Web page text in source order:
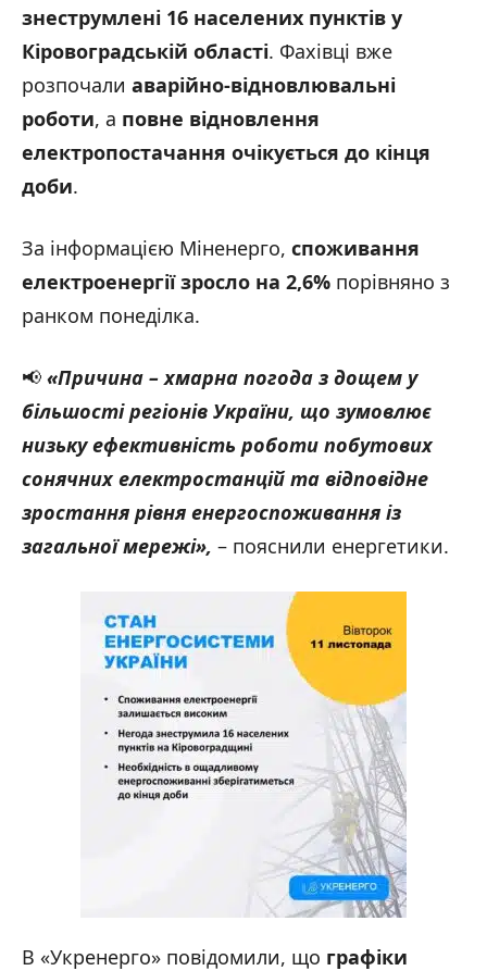
знеструмлені 16 населених пунктів у
Кіровоградській області. Фахівці вже
розпочали аварійно-відновлювальні
роботи, а повне відновлення
електропостачання очікується до кінця
доби.
За інформацією Міненерго, споживання
електроенергії зросло на 2,6% порівняно з
ранком понеділка.
📢 «Причина – хмарна погода з дощем у
більшості регіонів України, що зумовлює
низьку ефективність роботи побутових
сонячних електростанцій та відповідне
зростання рівня енергоспоживання із
загальної мережі», – пояснили енергетики.
В «Укренерго» повідомили, що графіки